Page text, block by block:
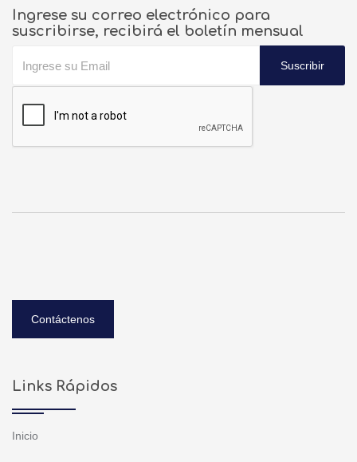
Ingrese su correo electrónico para
suscribirse, recibirá el boletín mensual
Suscribir
Contáctenos
Links Rápidos
Inicio